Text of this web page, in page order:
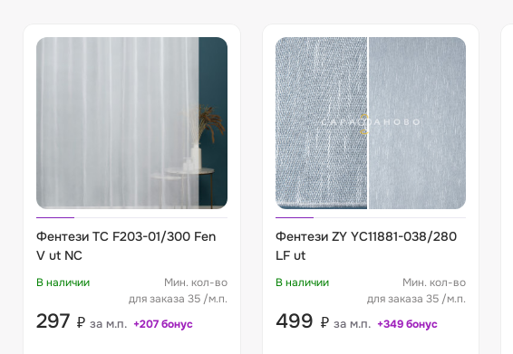
Фентези TC F203-01/300 Fen
V ut NC
В наличии
Мин. кол-во
для заказа 35 /м.п.
297 ₽ за м.п. +207 бонус
Фентези ZY YC11881-038/280
LF ut
В наличии
Мин. кол-во
для заказа 35 /м.п.
499 ₽ за м.п. +349 бонус